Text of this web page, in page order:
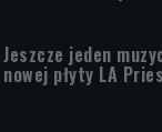
Jeszcze jeden
nowej płyty LA